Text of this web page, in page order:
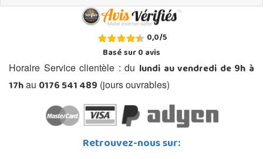
0,0/5
Basé sur0avis
Horaire Service clientèle : du lundi au vendredi de 9h à
17hau 0176 541 489 (jours ouvrables)
Retrouvez-nous sur: